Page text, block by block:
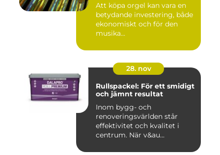
Att köpa orgel kan vara en
betydande investering, både
ekonomiskt och för den
musika...
28. nov
Rullspackel: För ett smidigt
och jämnt resultat
Inom bygg- och
renoveringsvärlden står
effektivitet och kvalitet i
centrum. När v&au...